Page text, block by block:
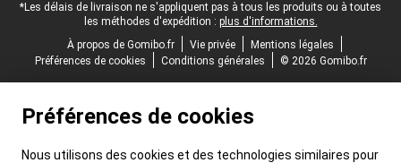
*Les délais de livraison ne s'appliquent pas à tous les produits ou à toutes
les méthodes d'expédition : plus d'informations.
À propos de Gomibo.fr
Vie privée
Mentions légales
Préférences de cookies
Conditions générales © 2026 Gomibo.fr
Préférences de cookies
Nous utilisons des cookies et des technologies similaires pour